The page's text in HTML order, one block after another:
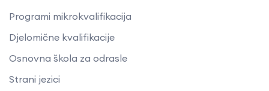
Programi mikrokvalifikacija
Djelomične kvalifikacije
Osnovna škola za odrasle
Strani jezici